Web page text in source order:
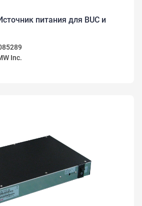
питания для BUC и
Inc.